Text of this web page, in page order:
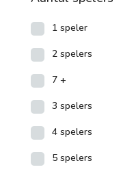
1 speler
2 spelers
7 +
3 spelers
4 spelers
5 spelers